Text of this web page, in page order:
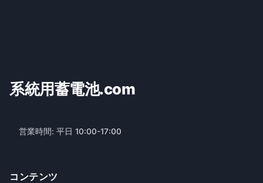
系統用蓄電池.com
営業時間: 平日 10:00-17:00
コンテンツ